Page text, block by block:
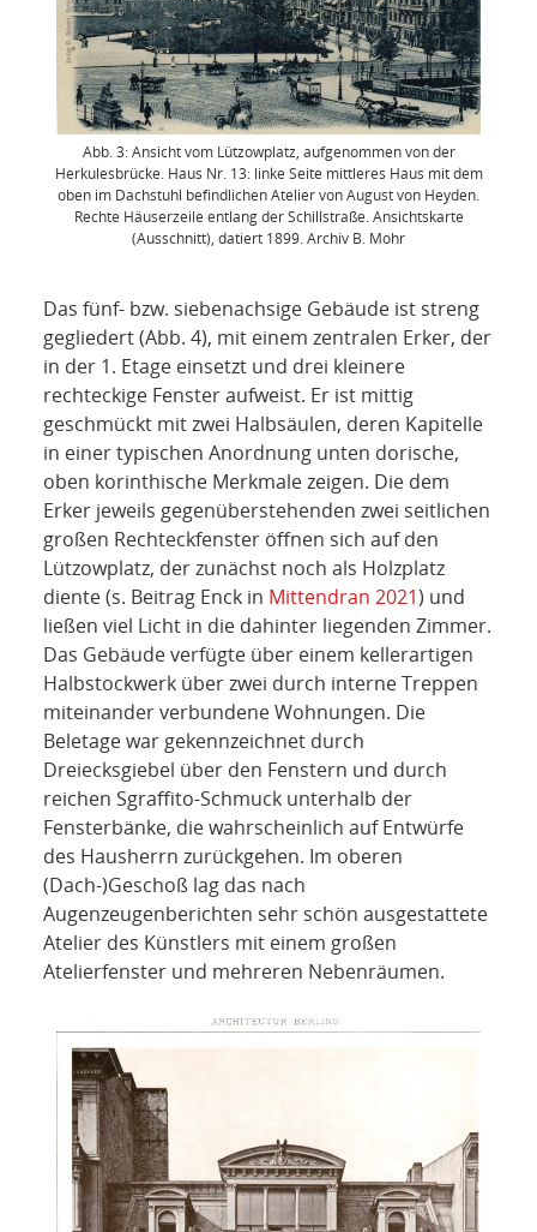
Abb. 3: Ansicht vom Lützowplatz, aufgenommen von der
Herkulesbrücke. Haus Nr. 13: linke Seite mittleres Haus mit dem
oben im Dachstuhl befindlichen Atelier von August von Heyden.
Rechte Häuserzeile entlang der Schillstraße. Ansichtskarte
(Ausschnitt), datiert 1899. Archiv B. Mohr
Das fünf- bzw. siebenachsige Gebäude ist streng
gegliedert (Abb. 4), mit einem zentralen Erker, der
in der 1. Etage einsetzt und drei kleinere
rechteckige Fenster aufweist. Er ist mittig
geschmückt mit zwei Halbsäulen, deren Kapitelle
in einer typischen Anordnung unten dorische,
oben korinthische Merkmale zeigen. Die dem
Erker jeweils gegenüberstehenden zwei seitlichen
großen Rechteckfenster öffnen sich auf den
Lützowplatz, der zunächst noch als Holzplatz
diente (s. Beitrag Enck in Mittendran 2021) und
ließen viel Licht in die dahinter liegenden Zimmer.
Das Gebäude verfügte über einem kellerartigen
Halbstockwerk über zwei durch interne Treppen
miteinander verbundene Wohnungen. Die
Beletage war gekennzeichnet durch
Dreiecksgiebel über den Fenstern und durch
reichen Sgraffito-Schmuck unterhalb der
Fensterbänke, die wahrscheinlich auf Entwürfe
des Hausherrn zurückgehen. Im oberen
(Dach-)Geschoß lag das nach
Augenzeugenberichten sehr schön ausgestattete
Atelier des Künstlers mit einem großen
Atelierfenster und mehreren Nebenräumen.